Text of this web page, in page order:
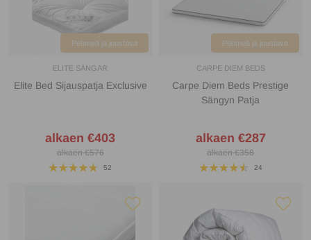
Pehmeä ja joustava
ELITE SÄNGAR
Elite Bed Sijauspatja Exclusive
alkaen €403
alkaen €576
52
Pehmeä ja joustava
CARPE DIEM BEDS
Carpe Diem Beds Prestige
Sängyn Patja
alkaen €287
alkaen €358
24